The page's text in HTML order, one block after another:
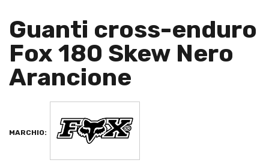
Guanti cross-enduro
Fox 180 Skew Nero
Arancione
MARCHIO: